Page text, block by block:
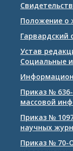
Положение о
Гарвардский
Устав
Социальные
Приказ №
массовой
Приказ №
научных
Приказ № 70-